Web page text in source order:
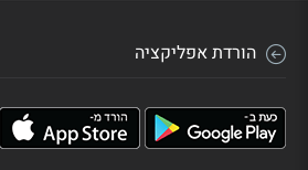
הורדת אפליקציה